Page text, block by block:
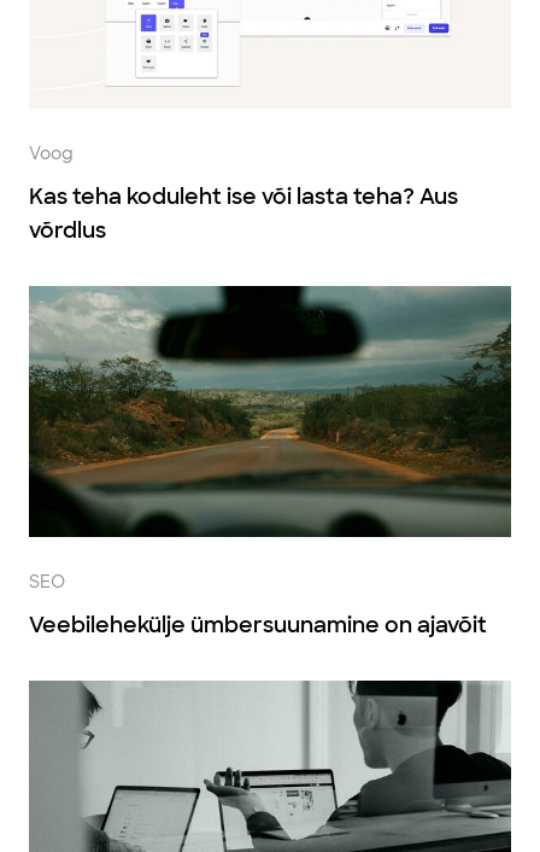
Voog
Kas teha koduleht ise või lasta teha? Aus
võrdlus
SEO
Veebilehekülje ümbersuunamine on ajavõit